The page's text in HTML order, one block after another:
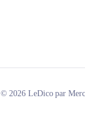
© 2026 LeDico par